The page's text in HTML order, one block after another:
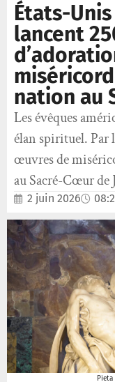
États-
lancent
nation au
Les évêques
élan spirituel. Par
œuvres de
au Sacré-Cœur de
2 juin 2026